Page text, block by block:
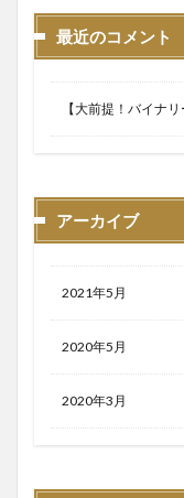
最近のコメント
【大前提！バイナ
アーカイブ
2021年5月
2020年5月
2020年3月